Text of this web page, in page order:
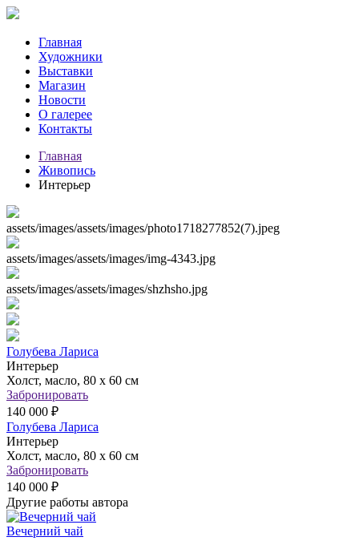
Главная
Художники
Выставки
Магазин
Новости
О галерее
Контакты
Главная
Живопись
Интерьер
assets/images/assets/images/photo1718277852(7).jpeg
assets/images/assets/images/img-4343.jpg
assets/images/assets/images/shzhsho.jpg
Голубева Лариса
Интерьер
Холст, масло, 80 х 60 см
Забронировать
140 000 ₽
Голубева Лариса
Интерьер
Холст, масло, 80 х 60 см
Забронировать
140 000 ₽
Другие работы автора
Вечерний чай